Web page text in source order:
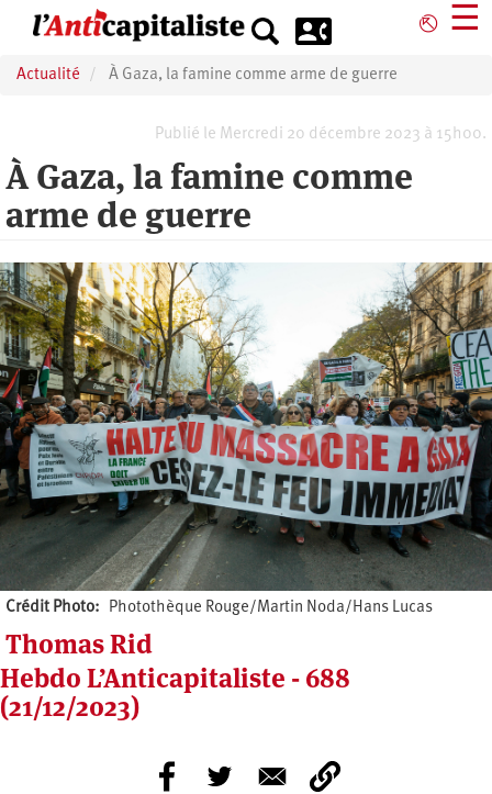
principal
⎋ ☰
Actualité À Gaza, la famine comme arme de guerre
Publié le Mercredi 20 décembre 2023 à 15h00.
À Gaza, la famine comme
arme de guerre
Crédit Photo Photothèque Rouge/Martin Noda/Hans Lucas
Thomas Rid
Hebdo L’Anticapitaliste - 688
(21/12/2023)